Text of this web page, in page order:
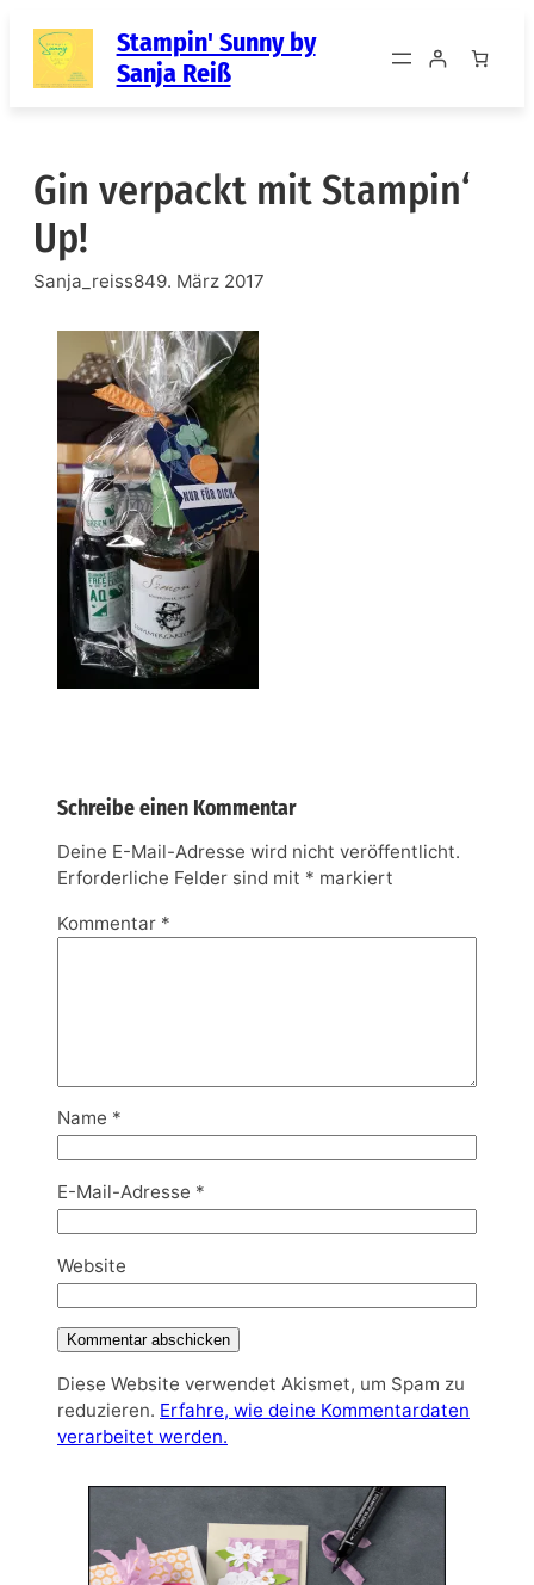
Inhalt
springen
Stampin' Sunny by
Sanja Reiß
Gin verpackt mit Stampin‘
Up!
Sanja_reiss849. März 2017
Schreibe einen Kommentar
Deine E-Mail-Adresse wird nicht veröffentlicht.
Erforderliche Felder sind mit * markiert
Kommentar *
Name *
E-Mail-Adresse *
Website
Diese Website verwendet Akismet, um Spam zu
reduzieren. Erfahre, wie deine Kommentardaten
verarbeitet werden.